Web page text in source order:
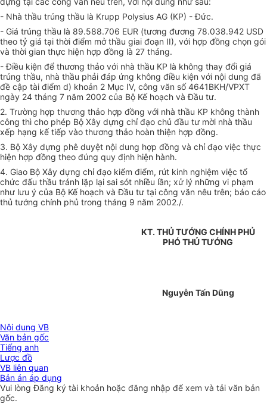
- Nhà thầu trúng thầu là Krupp Polysius AG (KP) - Đức.
- Giá trúng thầu là 89.588.706 EUR (tương đương 78.038.942 USD
theo tỷ giá tại thời điểm mở thầu giai đoạn II), với hợp đồng chọn gói
và thời gian thực hiện hợp đồng là 27 tháng.
- Điều kiện để thương thảo với nhà thầu KP là không thay đổi giá
trúng thầu, nhà thầu phải đáp ứng không điều kiện với nội dung đã
đề cập tài điểm d) khoản 2 Mục IV, công văn số 4641BKH/VPXT
ngày 24 tháng 7 năm 2002 của Bộ Kế hoạch và Đầu tư.
2. Trường hợp thương thảo hợp đồng với nhà thầu KP không thành
công thì cho phép Bộ Xây dựng chỉ đạo chủ đầu tư mời nhà thầu
xếp hạng kế tiếp vào thương thảo hoàn thiện hợp đồng.
3. Bộ Xây dựng phê duyệt nội dung hợp đồng và chỉ đạo việc thực
hiện hợp đồng theo đúng quy định hiện hành.
4. Giao Bộ Xây dựng chỉ đạo kiểm điểm, rút kinh nghiệm việc tổ
chức đấu thầu tránh lặp lại sai sót nhiều lần; xử lý những vi phạm
như lưu ý của Bộ Kế hoạch và Đầu tư tại công văn nêu trên; báo cáo
thủ tướng chính phủ trong tháng 9 năm 2002./.
KT. THỦ TƯỚNG CHÍNH PHỦ
PHÓ THỦ TƯỚNG
Nguyễn Tấn Dũng
Nội dung VB
Văn bản gốc
Tiếng anh
Lược đồ
VB liên quan
Bản án áp dụng
Vui lòngĐăng ký tài khoản hoặc đăng nhập để xem và tải văn bản
gốc.